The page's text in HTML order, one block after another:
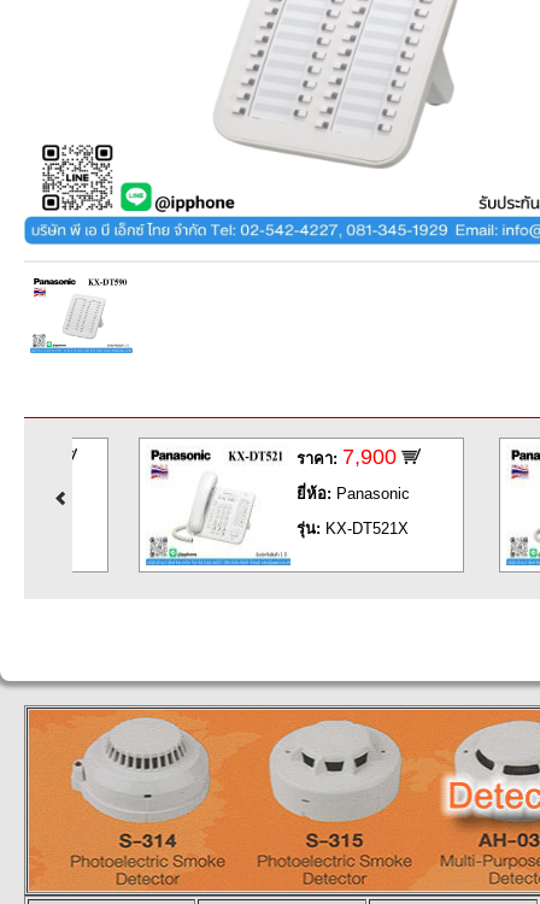
ราคา: 7,900
ยี่ห้อ:
Panasonic
รุ่น:
KX-DT521X